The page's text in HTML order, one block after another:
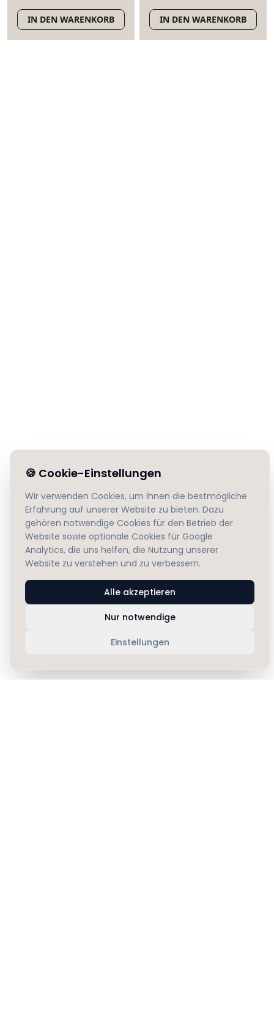
IN DEN WARENKORB IN DEN WARENKORB
🍪 Cookie-Einstellungen
Wir verwenden Cookies, um Ihnen die bestmögliche
Erfahrung auf unserer Website zu bieten. Dazu
gehören notwendige Cookies für den Betrieb der
Website sowie optionale Cookies für Google
Analytics, die uns helfen, die Nutzung unserer
Website zu verstehen und zu verbessern.
Alle akzeptieren
Nur notwendige
Einstellungen